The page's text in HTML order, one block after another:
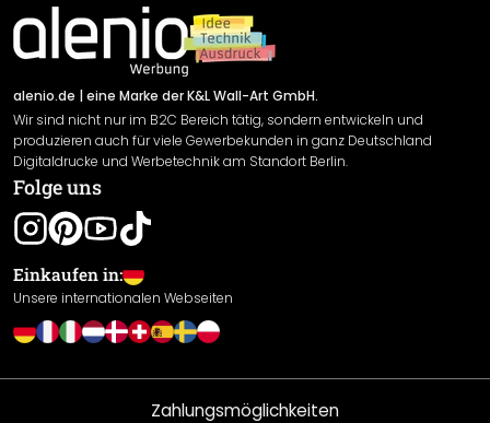
Newsletter An-/Abmeldung
Sendungsverfolgung
Impressum
Versand & Zahlung
Rücksendung
Widerrufsrecht
Datenschutzerklärung
Gewährleistung
Leistungserklärung / CE-Zeichen
Cookie Einstellungen
alenio.de | eine Marke der K&L Wall-Art GmbH.
Wir sind nicht nur im B2C Bereich tätig, sondern entwickeln und
produzieren auch für viele Gewerbekunden in ganz Deutschland
Digitaldrucke und Werbetechnik am Standort Berlin.
Folge uns
Einkaufen in:
Unsere internationalen Webseiten
Zahlungsmöglichkeiten